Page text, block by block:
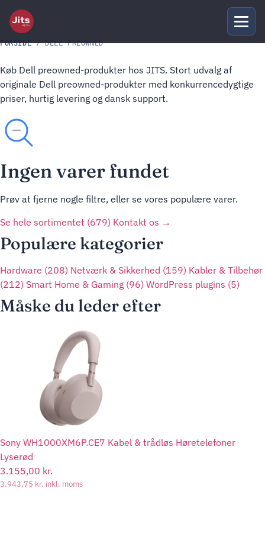
FORSIDE/ DELL PREOWNED
Køb Dell preowned-produkter hos JITS. Stort udvalg af
originale Dell preowned-produkter med konkurrencedygtige
priser, hurtig levering og dansk support.
Ingen varer fundet
Prøv at fjerne nogle filtre, eller se vores populære varer.
Se hele sortimentet (679) Kontakt os →
Populære kategorier
Hardware (208) Netværk & Sikkerhed (159) Kabler & Tilbehør
(212) Smart Home & Gaming (96) WordPress plugins (5)
Måske du leder efter
Sony WH1000XM6P.CE7 Kabel & trådløs Høretelefoner
Lyserød
3.155,00 kr.
3.943,75 kr. inkl. moms